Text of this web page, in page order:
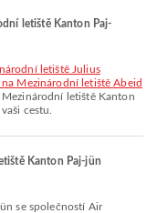
letiště Kanton Paj-
Mezinárodní letiště Abeid
letiště Kanton
cestu.
Kanton Paj-jün